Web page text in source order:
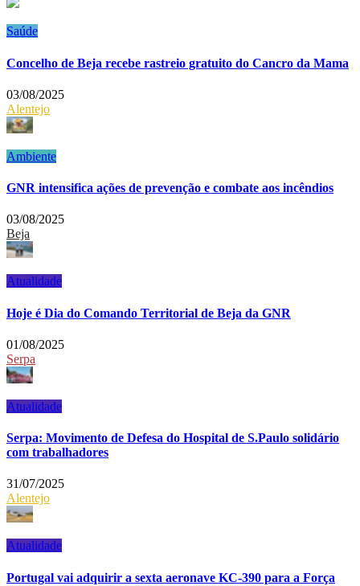
Saúde
Concelho de Beja recebe rastreio gratuito do Cancro da Mama
03/08/2025
Alentejo
Ambiente
GNR intensifica ações de prevenção e combate aos incêndios
03/08/2025
Beja
Atualidade
Hoje é Dia do Comando Territorial de Beja da GNR
01/08/2025
Serpa
Atualidade
Serpa: Movimento de Defesa do Hospital de S.Paulo solidário
com trabalhadores
31/07/2025
Alentejo
Atualidade
Portugal vai adquirir a sexta aeronave KC-390 para a Força